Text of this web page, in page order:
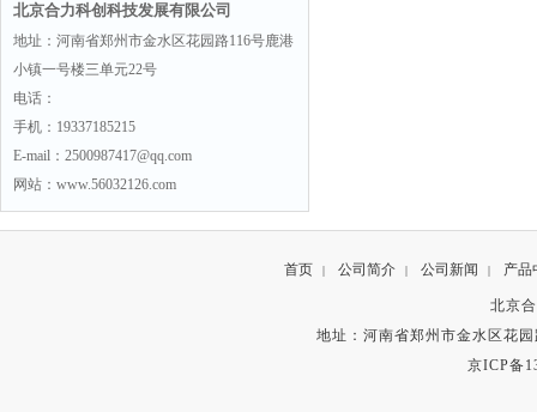
北京合力科创科技发展有限公司
地址：河南省郑州市金水区花园路116号鹿港
小镇一号楼三单元22号
电话：
手机：19337185215
E-mail：2500987417@qq.com
网站：www.56032126.com
首页 | 公司简介 | 公司新闻 | 产品
北京
地址：河南省郑州市金水区花
京ICP备